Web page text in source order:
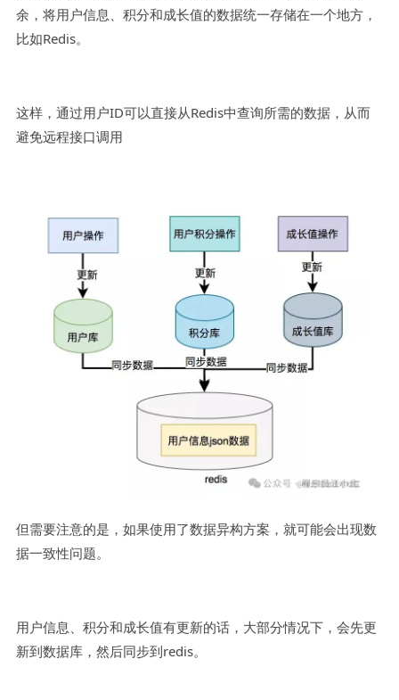
余，将用户信息、积分和成长值的数据统一存储在一个地方，
比如Redis。
这样，通过用户ID可以直接从Redis中查询所需的数据，从而
避免远程接口调用
但需要注意的是，如果使用了数据异构方案，就可能会出现数
据一致性问题。
用户信息、积分和成长值有更新的话，大部分情况下，会先更
新到数据库，然后同步到redis。